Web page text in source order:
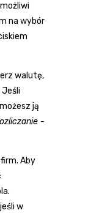
na wybór
walutę,
ją
-
Aby
w